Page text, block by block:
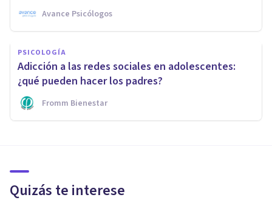
Avance Psicólogos
PSICOLOGÍA
Adicción a las redes sociales en adolescentes:
¿qué pueden hacer los padres?
Fromm Bienestar
Quizás te interese